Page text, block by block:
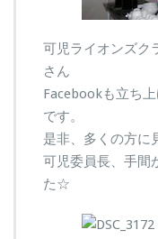
可児ライオンズク
さん
Facebookも立ち
です。
是非、多くの方に
可児委員長、手間
た☆